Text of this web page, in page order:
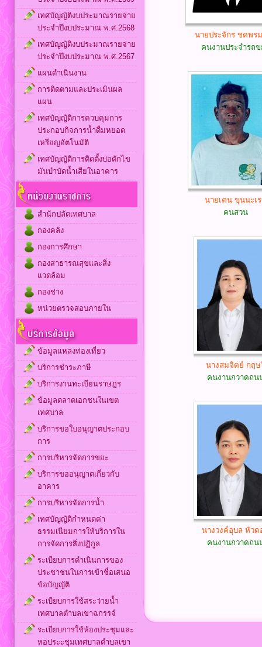
เทศบัญญัติงบประมาณรายจ่าย
ประจำปีงบประมาณ พ.ศ.2568
เทศบัญญัติงบประมาณรายจ่าย
ประจำปีงบประมาณ พ.ศ.2567
แผนดำเนินงาน
การติดตามและประเมินผล
แผน
เทศบัญญัติการควบคุมการ
ประกอบกิจการน้ำดื่มหยอด
เหรียญอัตโนมัติ
เทศบัญญัติการติดตั้งบ่อดักไข
มันบำบัดน้ำเสียในอาคาร
สำนักปลัดเทศบาล
กองคลัง
กองการศึกษา
กองสาธารณสุขและสิ่ง
แวดล้อม
กองช่าง
หน่วยตรวจสอบภายใน
ข้อมูลแหล่งท่องเที่ยว
บริการชำระภาษี
บริการงานทะเบียนราษฎร
ข้อมูลตลาดเอกชนในเขต
เทศบาล
บริการขอใบอนุญาตประกอบ
การ
การบริหารจัดการขยะ
บริการขออนุญาตเกี่ยวกับ
อาคาร
การบริหารจัดการน้ำ
เทศบัญญัติกำหนดค่า
ธรรมเนียมการให้บริการใน
การจัดการสิ่งปฏิกูล
ระเบียบการดำเนินการของ
ประชาชนในการเข้าชื่อเสนอ
ข้อบัญญัติ
ระเบียบการใช้สระว่ายน้ำ
เทศบาลตำบลเขาฉกรรจ์
ระเบียบการใช้ห้องประชุมและ
หอประะชุมเทศบาลตำบลเขา
นายประจักร ชดพร
คนงานประจำรถ
นายเคน ขุนนะเ
คนสวน
นางสมจิตย์ กฤษ
คนงานกวาดถน
นางวงค์อุบล หัวด
คนงานกวาดถน